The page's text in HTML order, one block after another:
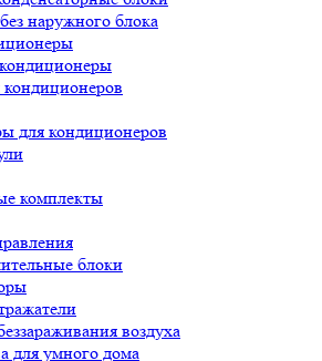
наружного блока
для кондиционеров
комплекты
блоки
воздуха
для умного дома